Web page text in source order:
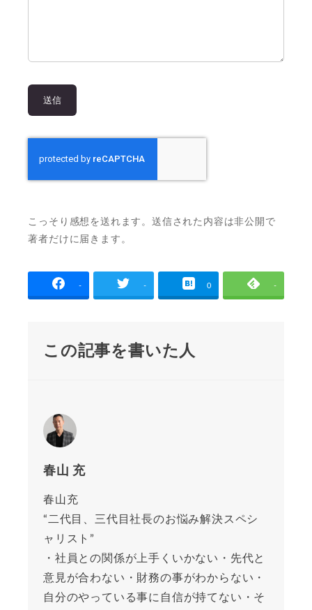
こっそり感想を送れます。送信された内容は非公開で
著者だけに届きます。
- - 0 -
この記事を書いた人
春山 充
春山充
“二代目、三代目社長のお悩み解決スペシ
ャリスト”
・社員との関係が上手くいかない・先代と
意見が合わない・財務の事がわからない・
自分のやっている事に自信が持てない・そ